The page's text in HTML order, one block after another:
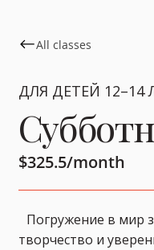
All classes
ДЛЯ ДЕТЕЙ 12–14
$325.5/month
Погружение в мир
творчество и